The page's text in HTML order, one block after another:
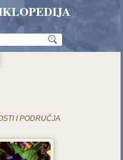
I PODRUČJA